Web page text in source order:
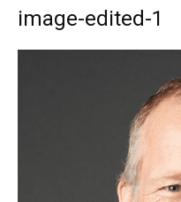
image-edited-1